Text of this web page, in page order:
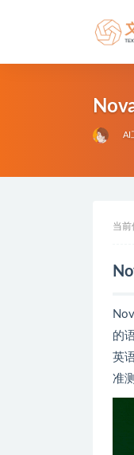
AI
当前
的
英
准